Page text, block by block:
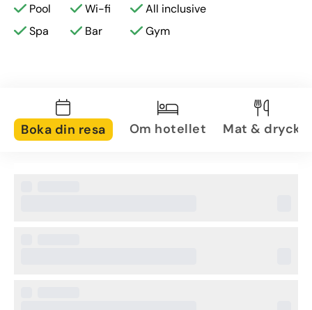
Pool
Wi-fi
All inclusive
Spa
Bar Gym
Boka din resa Om hotellet Mat & dryck